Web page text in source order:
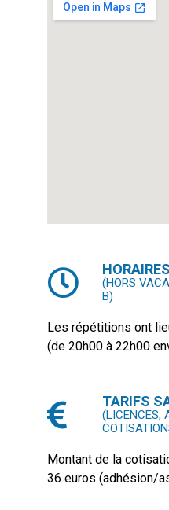
HORAIRES
(HORS
B)
Les répétitions ont
(de 20h00 à 22h00
TARIFS
(LICENCES,
Montant de la
36 euros (adhésion/